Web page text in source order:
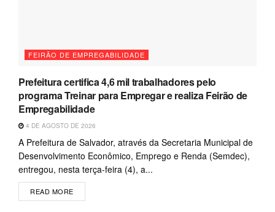
FEIRÃO DE EMPREGABILIDADE
Prefeitura certifica 4,6 mil trabalhadores pelo
programa Treinar para Empregar e realiza Feirão de
Empregabilidade
4 DE AGOSTO DE 2026
A Prefeitura de Salvador, através da Secretaria Municipal de
Desenvolvimento Econômico, Emprego e Renda (Semdec),
entregou, nesta terça-feira (4), a...
READ MORE